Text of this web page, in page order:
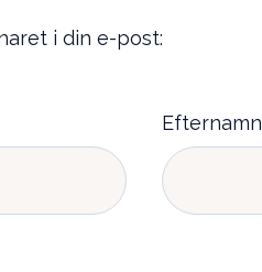
i din e-post:
Efternamn